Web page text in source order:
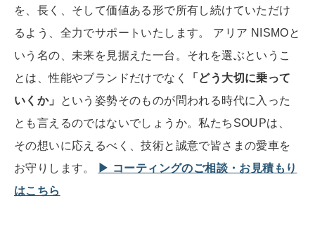
を、長く、そして価値ある形で所有し続けていただけ
るよう、全力でサポートいたします。 アリア NISMOと
いう名の、未来を見据えた一台。それを選ぶというこ
とは、性能やブランドだけでなく
「どう大切に乗って
いくか」
という姿勢そのものが問われる時代に入った
とも言えるのではないでしょうか。私たちSOUPは、
その想いに応えるべく、技術と誠意で皆さまの愛車を
お守りします。
▶︎ コーティングのご相談・お見積もり
はこちら